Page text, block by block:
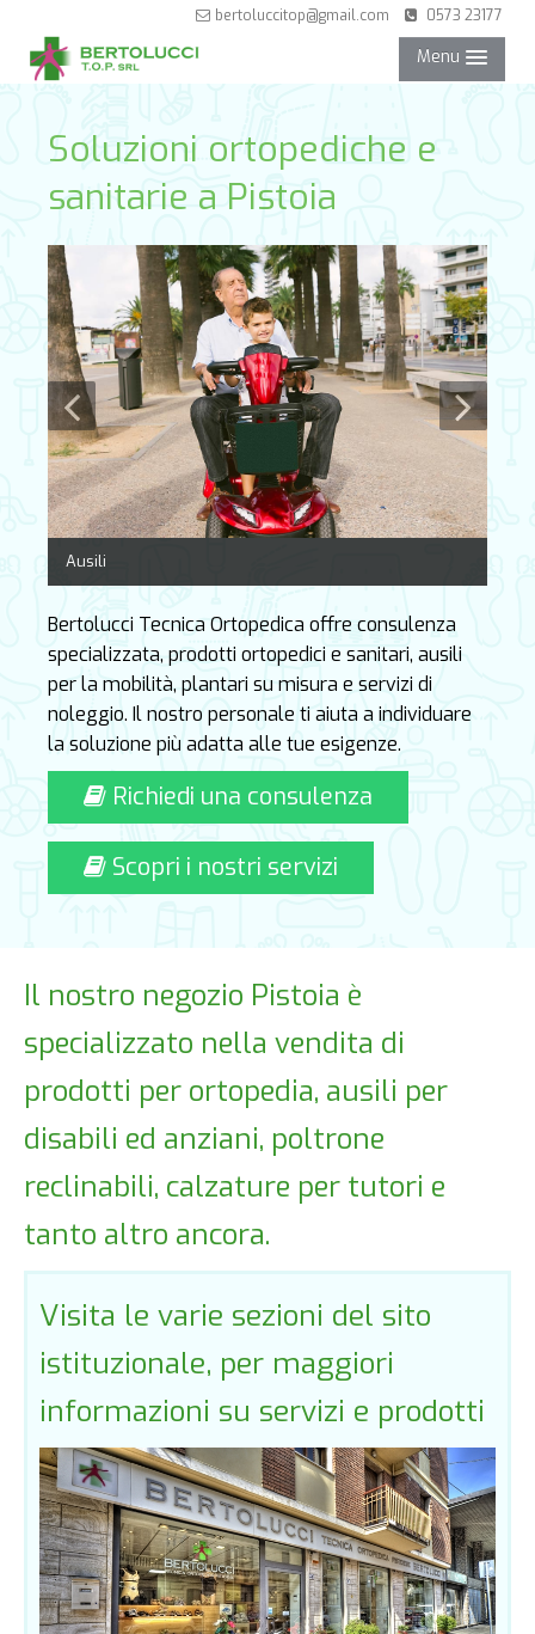
bertoluccitop@gmail.com 0573 23177
Menu
SERVIZI
PARTNER
CONTATTI
Soluzioni ortopediche e
sanitarie a Pistoia
Ausili
Bertolucci Tecnica Ortopedica offre consulenza
specializzata, prodotti ortopedici e sanitari, ausili
per la mobilità, plantari su misura e servizi di
noleggio. Il nostro personale ti aiuta a individuare
la soluzione più adatta alle tue esigenze.
Richiedi una consulenza
Scopri i nostri servizi
Il nostro negozio Pistoia è
specializzato nella vendita di
prodotti per ortopedia, ausili per
disabili ed anziani, poltrone
reclinabili, calzature per tutori e
tanto altro ancora.
Visita le varie sezioni del sito
istituzionale, per maggiori
informazioni su servizi e prodotti